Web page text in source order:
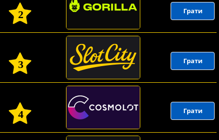
2 Грати
3 Грати
4 Грати